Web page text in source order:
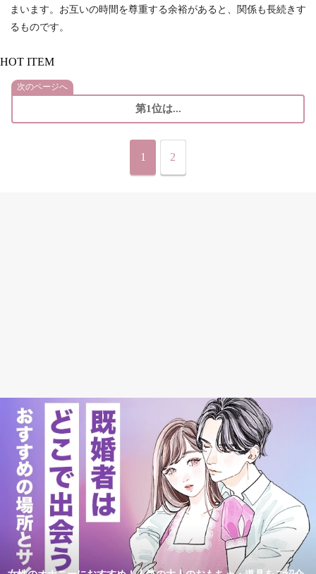
まいます。お互いの時間を尊重する余裕があると、関係も長続きす
るものです。
HOT ITEM
次のページへ
第1位は...
1 2